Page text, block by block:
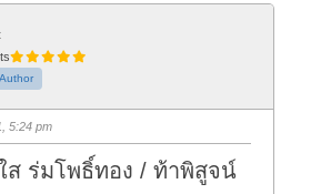
5:24 pm
ส ร่มโพธิ์ทอง / ท้าพิสูจน์